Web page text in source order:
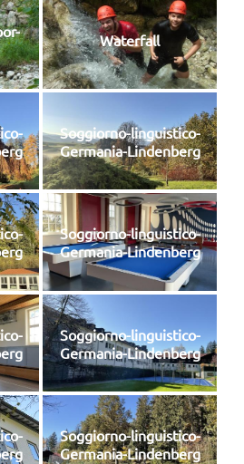
Waterfall
Soggiorno-linguistico-
Germania-Lindenberg
Soggiorno-linguistico-
Germania-Lindenberg
Soggiorno-linguistico-
Germania-Lindenberg
Soggiorno-linguistico-
Germania-Lindenberg